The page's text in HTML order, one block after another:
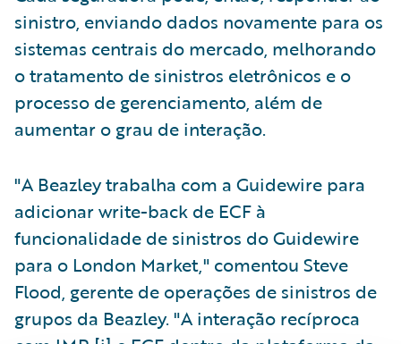
sinistro, enviando dados novamente para os
sistemas centrais do mercado, melhorando
o tratamento de sinistros eletrônicos e o
processo de gerenciamento, além de
aumentar o grau de interação.
"A Beazley trabalha com a Guidewire para
adicionar write-back de ECF à
funcionalidade de sinistros do Guidewire
para o London Market," comentou Steve
Flood, gerente de operações de sinistros de
grupos da Beazley. "A interação recíproca